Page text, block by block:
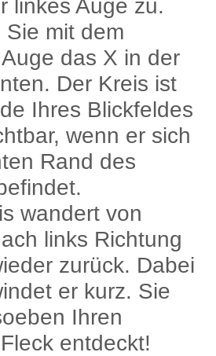
linkes Auge zu.
Sie mit dem
das X in der
Der Kreis ist
Ihres Blickfeldes
wenn er sich
Rand des
wandert von
links Richtung
zurück. Dabei
er kurz. Sie
Ihren
entdeckt!